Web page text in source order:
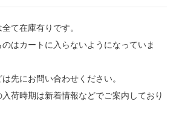
て在庫有りです。
はカートに入らないようになっていま
先にお問い合わせください。
荷時期は新着情報などでご案内しており